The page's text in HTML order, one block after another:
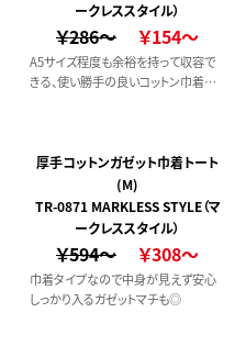
ークレススタイル）
￥286～ ￥154～
A5サイズ程度も余裕を持って収容で
きる、使い勝手の良いコットン巾着で
厚手コットンガゼット巾着トート
(M)
TR-0871 MARKLESS STYLE（マ
ークレススタイル）
￥594～ ￥308～
巾着タイプなので中身が見えず安心
しっかり入るガゼットマチも◎